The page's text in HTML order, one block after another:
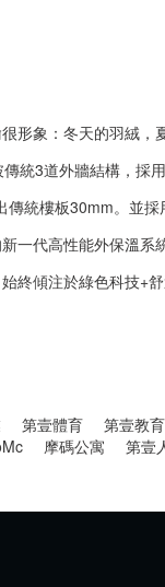
形象：冬天的羽絨，
統3道外牆結構，採
傳統樓板30mm。並
一代高性能外保溫系統
終傾注於綠色科技+
第壹體育 第壹教育
摩碼公寓 第壹